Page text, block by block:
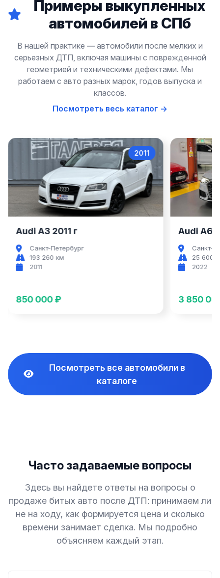
Примеры выкупленных
автомобилей в СПб
В нашей практике — автомобили после мелких и
серьезных ДТП, включая машины с поврежденной
геометрией и техническими дефектами. Мы
работаем с авто разных марок, годов выпуска и
классов.
Посмотреть весь каталог →
Audi A6
2022
Audi A6 2022 г
Санкт-Петербург
25 600 км
2022
3 850 000 ₽
Audi A7
Санкт-
69 000
2021
4 850
Посмотреть все автомобили в
каталоге
Часто задаваемые вопросы
Здесь вы найдете ответы на вопросы о
продаже битых авто после ДТП: принимаем ли
не на ходу, как формируется цена и сколько
времени занимает сделка. Мы подробно
объясняем каждый этап.